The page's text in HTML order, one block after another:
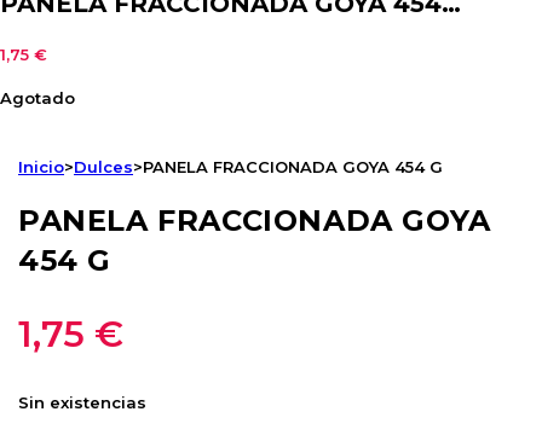
1,75 €
Agotado
Inicio>Dulces>PANELA FRACCIONADA GOYA 454 G
PANELA FRACCIONADA GOYA
454 G
1,75 €
Sin existencias